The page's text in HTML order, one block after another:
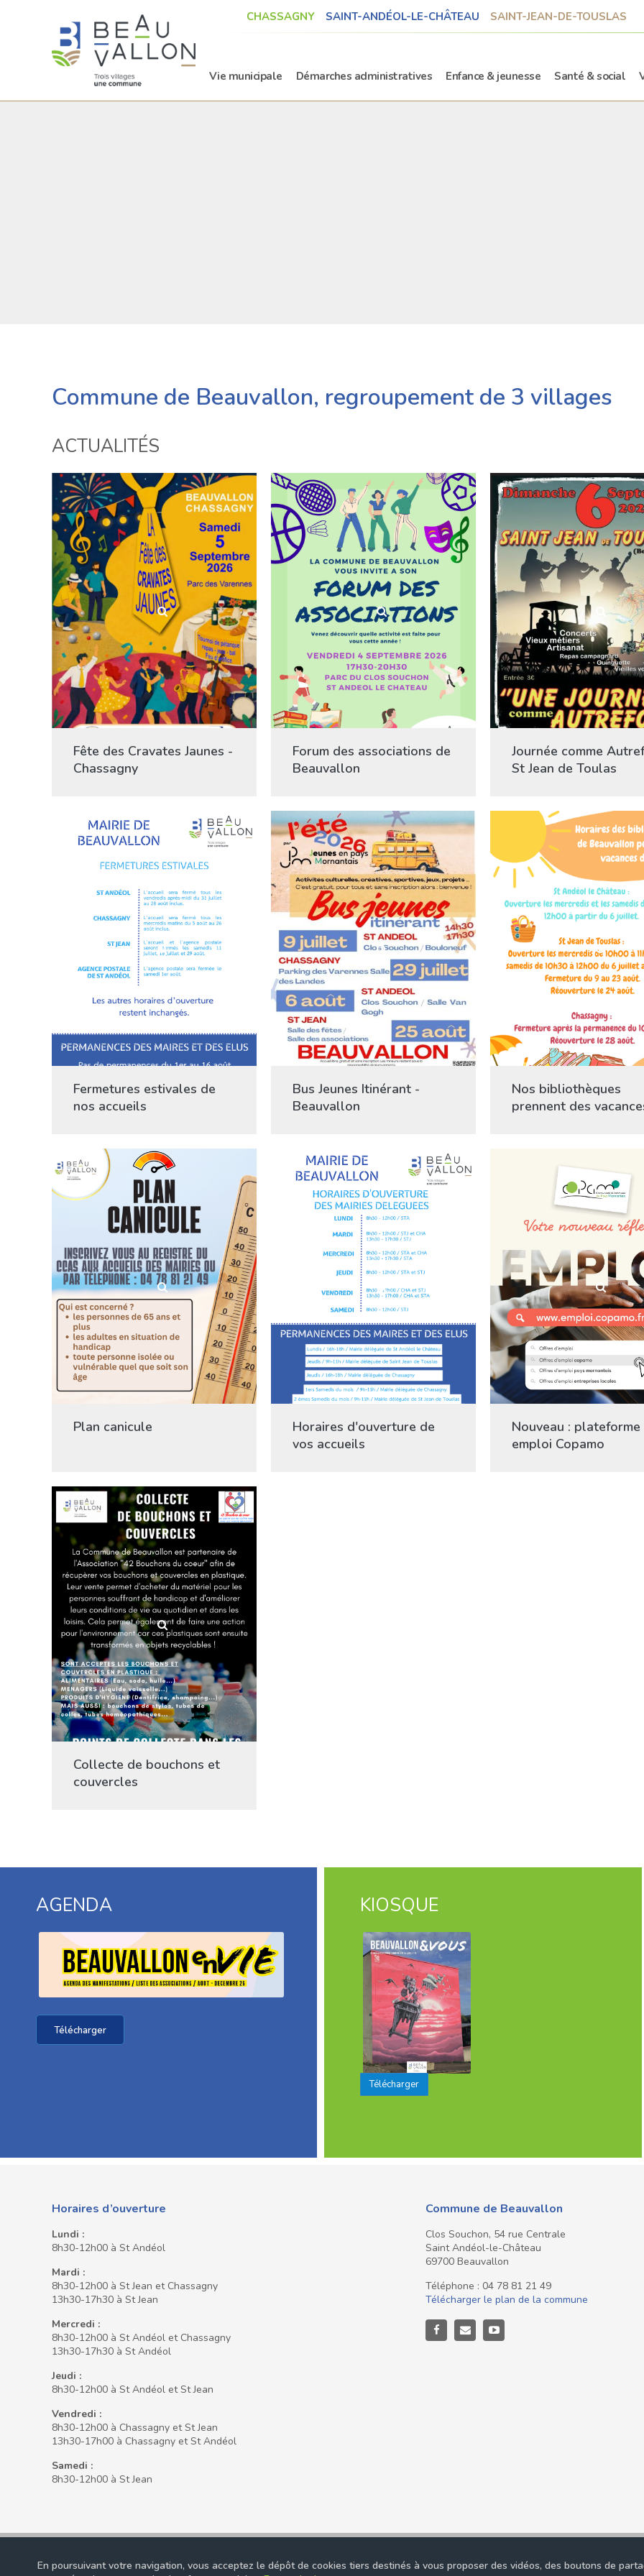
CHASSAGNY SAINT-ANDÉOL-LE-CHÂTEAU SAINT-JEAN-DE-TOUSLAS
Vie municipale Démarches administratives Enfance & jeunesse Santé & social
Commune de Beauvallon, regroupement de 3 villages
ACTUALITÉS
Fête des Cravates Jaunes -
Chassagny
Forum des associations de
Beauvallon
Journée comme
St Jean de Toulas
Fermetures estivales de
nos accueils
Bus Jeunes Itinérant -
Beauvallon
Nos bibliothèques
prennent des
Plan canicule
Horaires d'ouverture de
vos accueils
Nouveau : plateforme
emploi Copamo
Collecte de bouchons et
couvercles
AGENDA
Télécharger
KIOSQUE
Télécharger
Horaires d’ouverture
Lundi :
8h30-12h00 à St Andéol
Mardi :
8h30-12h00 à St Jean et Chassagny
13h30-17h30 à St Jean
Mercredi :
8h30-12h00 à St Andéol et Chassagny
13h30-17h30 à St Andéol
Jeudi :
8h30-12h00 à St Andéol et St Jean
Vendredi :
8h30-12h00 à Chassagny et St Jean
13h30-17h00 à Chassagny et St Andéol
Samedi :
8h30-12h00 à St Jean
Commune de Beauvallon
Clos Souchon, 54 rue Centrale
Saint Andéol-le-Château
69700 Beauvallon
Téléphone : 04 78 81 21 49
Télécharger le plan de la commune
En poursuivant votre navigation, vous acceptez le dépôt de cookies tiers destinés à vous proposer des vidéos, des boutons de